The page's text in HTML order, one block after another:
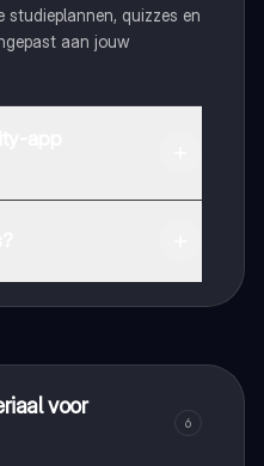
studieplannen, quizzes en
aan jouw
voor
6